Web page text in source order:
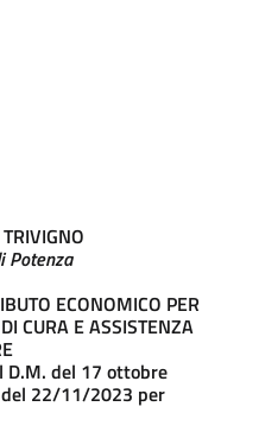
Potenza
ECONOMICO PER
CURA E ASSISTENZA
del 17 ottobre
del 22/11/2023 per